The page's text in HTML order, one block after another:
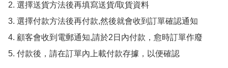
2. 選擇送貨方法後再填寫送貨/取貨資料
3. 選擇付款方法後再付款,然後就會收到訂單確認通知
4. 顧客會收到電郵通知,請於2日內付款，愈時訂單作廢
5. 付款後，請在訂單內上載付款存據，以便確認